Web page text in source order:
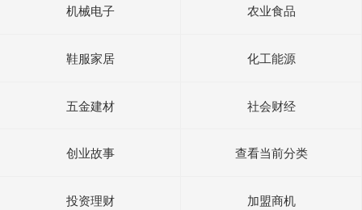
机械电子 农业食品
鞋服家居 化工能源
五金建材 社会财经
创业故事 查看当前分类
投资理财 加盟商机